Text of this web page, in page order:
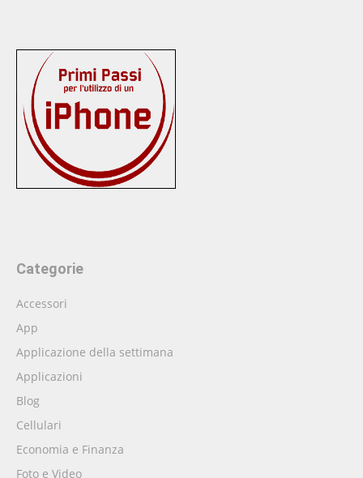
Categorie
Accessori
App
Applicazione della settimana
Applicazioni
Blog
Cellulari
Economia e Finanza
Foto e Video